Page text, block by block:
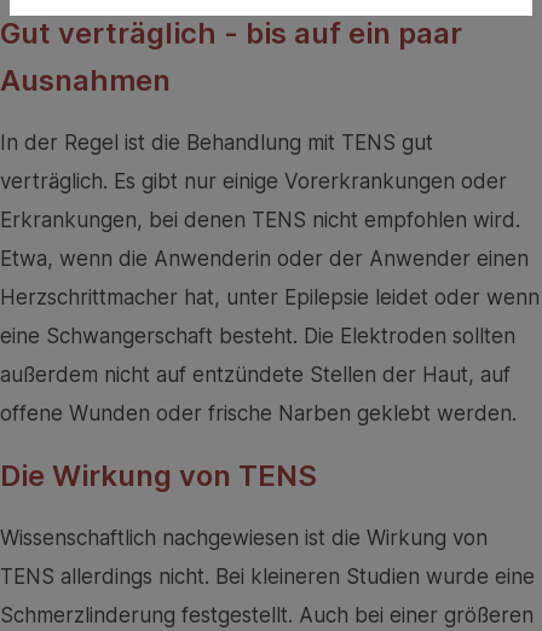
Gut verträglich - bis auf ein paar
Ausnahmen
In der Regel ist die Behandlung mit TENS gut
verträglich. Es gibt nur einige Vorerkrankungen oder
Erkrankungen, bei denen TENS nicht empfohlen wird.
Etwa, wenn die Anwenderin oder der Anwender einen
Herzschrittmacher hat, unter Epilepsie leidet oder wenn
eine Schwangerschaft besteht. Die Elektroden sollten
außerdem nicht auf entzündete Stellen der Haut, auf
offene Wunden oder frische Narben geklebt werden.
Die Wirkung von TENS
Wissenschaftlich nachgewiesen ist die Wirkung von
TENS allerdings nicht. Bei kleineren Studien wurde eine
Schmerzlinderung festgestellt. Auch bei einer größeren